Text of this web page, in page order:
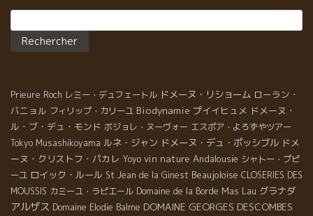
Prieure Roch レミー・デュフェートル ドメーヌ・リショーム ローラン・
バニョル フィリップ・カリーユ Biodynamie プイイヒュメ ドメーヌ・
ル・ブ・デュ・モンド ボジョレ・ヌーヴォー エスポア・よろずやツアー
Tokyo Musashikoyama ルネ・ジャン ドメーヌ・デュ・ポッシブル ドメ
ーヌ・クリストフ・パカレ Yoyo vin nature Andalousie シャトー・プピ
ーユ ロイック・ルール St Jean de la Ginest Beaujoloise CLOSERIES DES
MOUSSIS カミーユ・ラピエール Domaine de la Borde Mas Lau グラナダ
アルザス Domaine Elodie Balme DOMAINE GEORGES DESCOMBES